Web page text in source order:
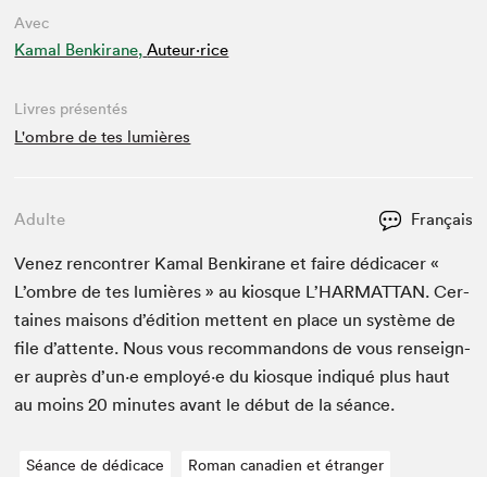
Avec
Kamal Benkirane, Auteur·rice
Livres présentés
L'ombre de tes lumières
Adulte Français
Venez ren­con­tr­er Kamal Benki­rane et faire dédi­cac­er «
L’om­bre de tes lumières » au kiosque L’HAR­MAT­TAN. Cer­
taines maisons d’édi­tion met­tent en place un sys­tème de
file d’at­tente. Nous vous recom­man­dons de vous ren­seign­
er auprès d’un·e employé·e du kiosque indiqué plus haut
au moins20 min­utes avant le début de la séance.
Séance de dédicace Roman canadien et étranger